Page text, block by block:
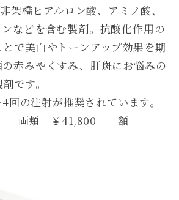
非架橋ヒアルロン酸、アミノ酸、
などを含む製剤。抗酸化作用の
で美白やトーンアップ効果を期
赤みやくすみ、肝斑にお悩みの
です。
回の注射が推奨されています。
両頬 ￥41,800 額